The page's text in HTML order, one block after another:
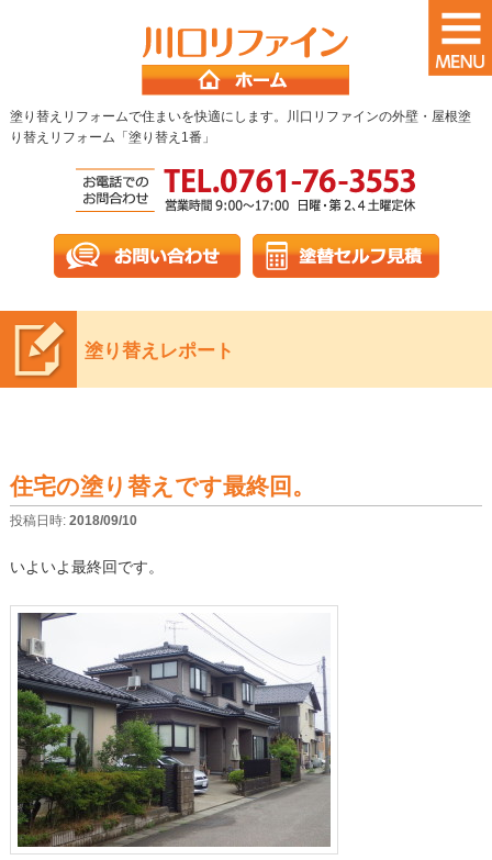
塗り替えリフォームで住まいを快適にします。川口リファインの外壁・屋根塗
り替えリフォーム「塗り替え1番」
塗り替えレポート
住宅の塗り替えです最終回。
投稿日時: 2018/09/10
いよいよ最終回です。